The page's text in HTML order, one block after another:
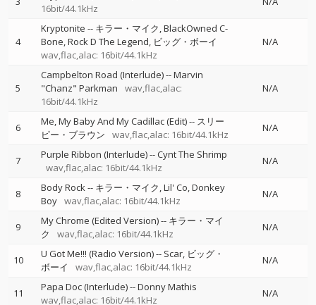
16bit/44.1kHz
4
Kryptonite -- キラー・マイク BlackOwned C-
Bone Rock D The Legend ビッグ・ボーイ
wav,flac,alac: 16bit/44.1kHz
N/A
5
Campbelton Road (Interlude)--Marvin
"Chanz" Parkman
wav,flac,alac:
16bit/44.1kHz
N/A
6 Me, My Baby And My Cadillac (Edit)-- スリー
ピー・ブラウン
wav,flac,alac: 16bit/44.1kHz
N/A
7 Purple Ribbon (Interlude)--Cynt The Shrimp
wav,flac,alac: 16bit/44.1kHz
N/A
8 Body Rock-- キラー・マイク Lil' Co Donkey
Boy wav,flac,alac: 16bit/44.1kHz
N/A
9 My Chrome (Edited Version)-- キラー・マイ
ク
wav,flac,alac: 16bit/44.1kHz
N/A
10 U Got Me!!! (Radio Version)-- Scar ビッグ・
ボーイ
wav,flac,alac: 16bit/44.1kHz
N/A
11 Papa Doc (Interlude)--Donny Mathis
wav,flac,alac: 16bit/44.1kHz
N/A